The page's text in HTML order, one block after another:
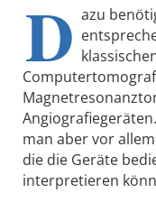
D azu
man aber vor
die die Geräte
interpretieren